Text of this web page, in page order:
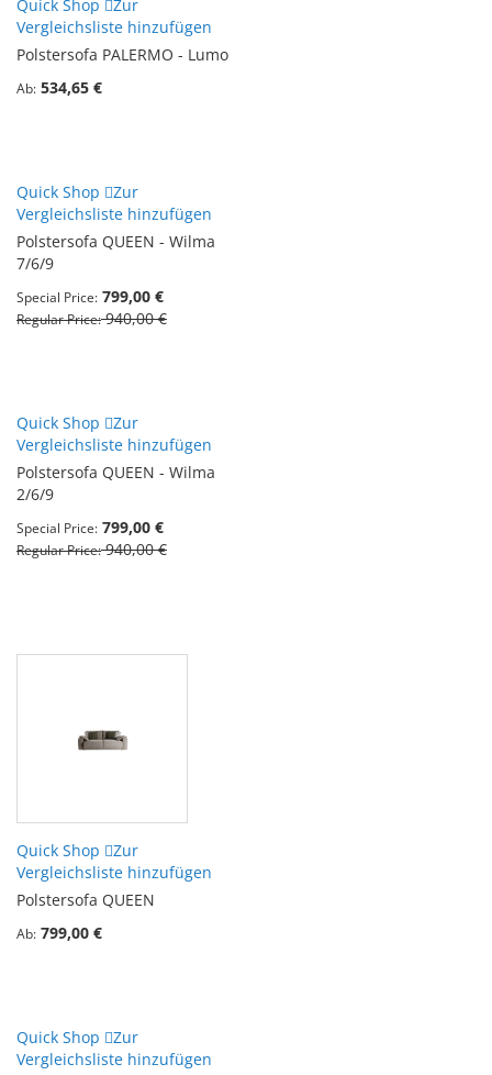
Quick Shop
Zur
Vergleichsliste hinzufügen
Polstersofa PALERMO - Lumo
Ab 534,65 €
Quick Shop
Zur
Vergleichsliste hinzufügen
Polstersofa QUEEN - Wilma
7/6/9
Special Price 799,00 €
Regular Price 940,00 €
Quick Shop
Zur
Vergleichsliste hinzufügen
Polstersofa QUEEN - Wilma
2/6/9
Special Price 799,00 €
Regular Price 940,00 €
Quick Shop
Zur
Vergleichsliste hinzufügen
Polstersofa QUEEN
Ab 799,00 €
Quick Shop
Zur
Vergleichsliste hinzufügen